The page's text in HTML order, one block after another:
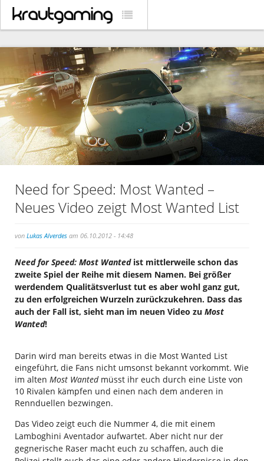
Need for Speed: Most Wanted –
Neues Video zeigt Most Wanted List
von Lukas Alverdes am 06.10.2012 - 14:48
Need for Speed: Most Wanted ist mittlerweile schon das
zweite Spiel der Reihe mit diesem Namen. Bei größer
werdendem Qualitätsverlust tut es aber wohl ganz gut,
zu den erfolgreichen Wurzeln zurückzukehren. Dass das
auch der Fall ist, sieht man im neuen Video zu Most
Wanted!
Darin wird man bereits etwas in die Most Wanted List
eingeführt, die Fans nicht umsonst bekannt vorkommt. Wie
im alten Most Wanted müsst ihr euch durch eine Liste von
10 Rivalen kämpfen und einen nach dem anderen in
Rennduellen bezwingen.
Das Video zeigt euch die Nummer 4, die mit einem
Lamboghini Aventador aufwartet. Aber nicht nur der
gegnerische Raser macht euch zu schaffen, auch die